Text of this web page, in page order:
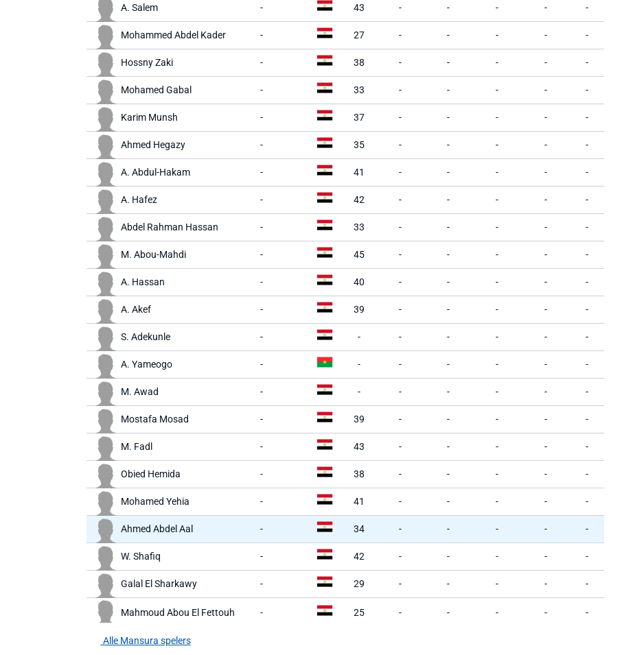
A. Salem - 43 - - - - -
Mohammed Abdel Kader - 27 - - - - -
Hossny Zaki - 38 - - - - -
Mohamed Gabal - 33 - - - - -
Karim Munsh - 37 - - - - -
Ahmed Hegazy - 35 - - - - -
A. Abdul-Hakam - 41 - - - - -
A. Hafez - 42 - - - - -
Abdel Rahman Hassan - 33 - - - - -
M. Abou-Mahdi - 45 - - - - -
A. Hassan - 40 - - - - -
A. Akef - 39 - - - - -
S. Adekunle - - - - - - -
A. Yameogo - - - - - - -
M. Awad - - - - - - -
Mostafa Mosad - 39 - - - - -
M. Fadl - 43 - - - - -
Obied Hemida - 38 - - - - -
Mohamed Yehia - 41 - - - - -
Ahmed Abdel Aal - 34 - - - - -
W. Shafiq - 42 - - - - -
Galal El Sharkawy - 29 - - - - -
Mahmoud Abou El Fettouh - 25 - - - - -
Alle Mansura spelers